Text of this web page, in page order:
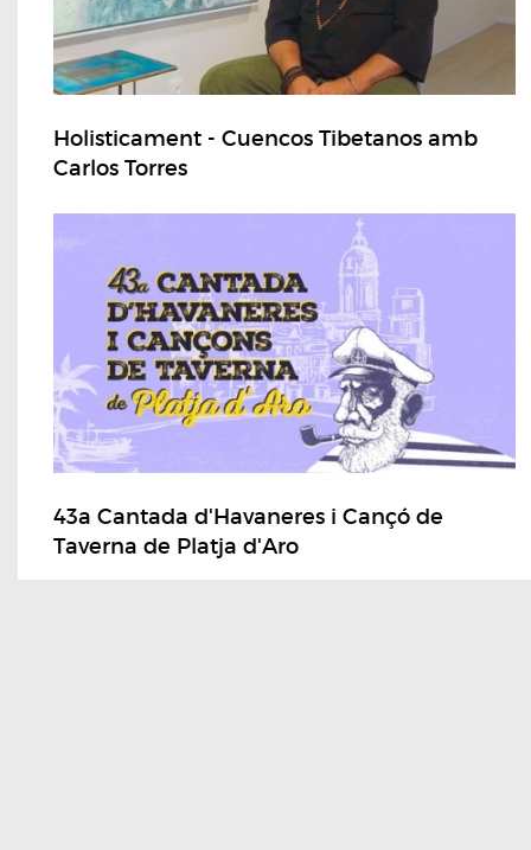
Holisticament - Cuencos Tibetanos amb
Carlos Torres
43a Cantada d'Havaneres i Cançó de
Taverna de Platja d'Aro